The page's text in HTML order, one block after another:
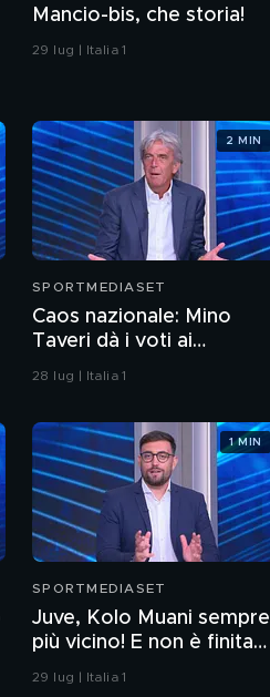
Mancio-bis, che storia!
29 lug | Italia 1
SPORTMEDIASET
Caos nazionale: Mino
Taveri dà i voti ai
protagonisti
28 lug | Italia 1
2 MIN
SPORTMEDIASET
Juve, Kolo Muani sempre
più vicino! E non è finita
29 lug | Italia 1
1 MIN